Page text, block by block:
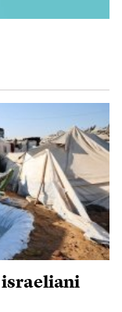
israeliani